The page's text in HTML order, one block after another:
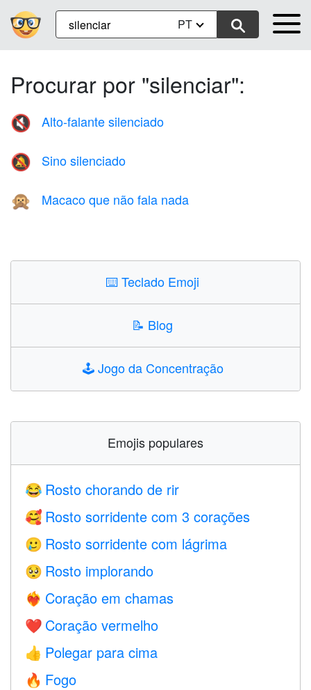
PT
Procurar por "silenciar":
🔇 Alto-falante silenciado
🔕 Sino silenciado
🙊 Macaco que não fala nada
⌨️Teclado Emoji
📝 Blog
🕹️Jogo da Concentração
Emojis populares
😂 Rosto chorando de rir
🥰 Rosto sorridente com 3 corações
🥲 Rosto sorridente com lágrima
🥺 Rosto implorando
❤️‍🔥 Coração em chamas
❤️ Coração vermelho
👍 Polegar para cima
🔥 Fogo